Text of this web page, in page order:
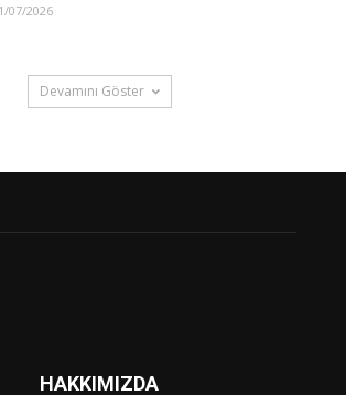
07/2026
Devamını Göster
HAKKIMIZDA